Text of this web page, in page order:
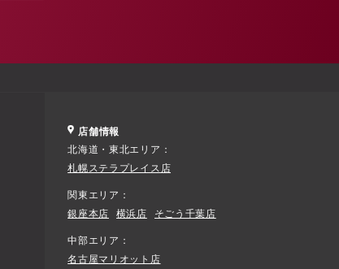
店舗情報
北海道・東北エリア
札幌ステラプレイス店
関東エリア
銀座本店
横浜店 そごう千葉店
中部エリア
名古屋マリオット店